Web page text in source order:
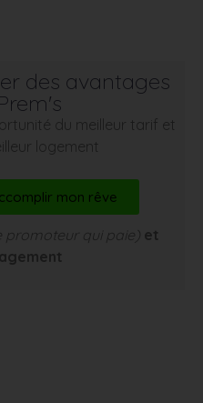
des avantages
du meilleur tarif et
logement
mon rêve
promoteur qui paie) et